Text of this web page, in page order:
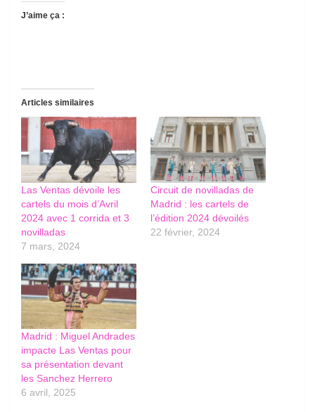
J’aime ça :
Articles similaires
Las Ventas dévoile les
cartels du mois d’Avril
2024 avec 1 corrida et 3
novilladas
7 mars, 2024
Circuit de novilladas de
Madrid : les cartels de
l’édition 2024 dévoilés
22 février, 2024
Madrid : Miguel Andrades
impacte Las Ventas pour
sa présentation devant
les Sanchez Herrero
6 avril, 2025